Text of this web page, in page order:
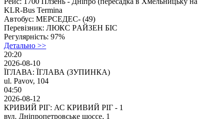
KLR-Bus Termina
Автобус: МЕРСЕДЕС- (49)
Перевізник: ЛЮКС PАЙЗEH БІC
Регулярність: 97%
Детально >>
20:20
2026-08-10
ЇГЛАВА: ЇГЛАВА (ЗУПИНКА)
ul. Pavov, 104
04:50
2026-08-12
КРИВИЙ РІГ: АС КРИВИЙ РІГ - 1
вул. Дніпропетровське шоссе, 1